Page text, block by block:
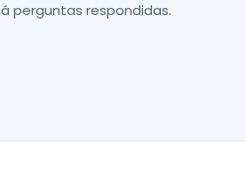
perguntas respondidas.